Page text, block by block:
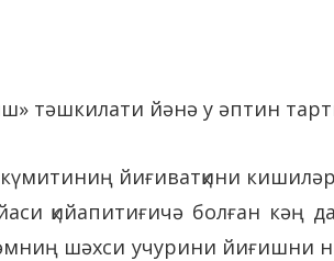
тәшкилати йәнә у әптин
йиғиватқини
қийапитиғичә болған кәң
шәхси учурини йиғишни